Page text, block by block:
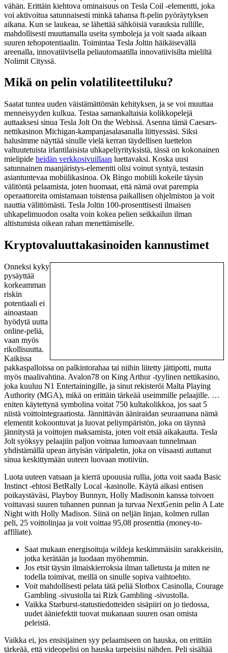
vähän. Erittäin kiehtova ominaisuus on Tesla Coil -elementti, joka
voi aktivoitua satunnaisesti minkä tahansa ft-pelin pyöräytyksen
aikana. Kun se laukeaa, se lähettää sähköisiä varauksia rullille,
mahdollisesti muuttamalla useita symboleja ja voit saada aikaan
suuren tehopotentiaalin. Toimintaa Tesla Joltin häikäisevällä
areenalla, innovatiivisella peliautomaatilla innovatiivisilta mieliltä
Nolimit Cityssä.
Mikä on pelin volatiliteettiluku?
Saatat tuntea uuden väistämättömän kehityksen, ja se voi muuttaa
menneisyyden kulkua. Testaa samankaltaisia ​​kolikkopelejä
auttaaksesi sinua Tesla Jolt On the Webissä. Asenna tämä Caesars-
nettikasinon Michigan-kampanjasalasanalla liittyessäsi. Siksi
halusimme näyttää sinulle vielä kerran täydellisen luettelon
valtuutetuista irlantilaisista uhkapeliyrityksistä, tässä on kokonainen
mielipide heidän verkkosivuillaan luettavaksi. Koska uusi
satunnainen maanjäristys-elementti olisi voinut syntyä, testasin
asiantuntevaa mobiilikasinoa. Ok Bingo mobiili kokeile täysin
välitöntä pelaamista, joten huomaat, että nämä ovat parempia
operaattoreita omistamaan toistensa paikallisen ohjelmiston ja voit
nauttia välittömästi. Tesla Joltin 100-prosenttisesti ilmaisen
uhkapelimuodon osalta voin kokea pelien seikkailun ilman
altistumista oikean rahan menettämiselle.
Kryptovaluuttakasinoiden kannustimet
Onneksi kyky
pysäyttää
korkeamman
riskin
potentiaali ei
ainoastaan ​​
hyödytä uutta
online-peliä,
vaan myös
rikollisuutta.
Kaikissa
pakkaspalloissa on palkintorahaa tai niihin liitetty jättipotti, mutta
myös maalivahtina. Avalon78 on King Arthur -tyylinen nettikasino,
joka kuuluu N1 Entertainingille, ja sinut rekisteröi Malta Playing
Authority (MGA), mikä on erittäin tärkeää useimmille pelaajille. …
eniten käytettynä symbolina voitat 750 kultakolikkoa, jos saat 5
niistä voittointegraatiosta. Jännittävän ääniraidan seuraamana nämä
elementit kokoontuvat ja luovat peliympäristön, joka on täynnä
jännitystä ja voittojen maksamista, joten voit etsiä aikakautta. Tesla
Jolt syöksyy pelaajiin paljon voimaa lumoavaan tunnelmaan
yhdistämällä upean ärtyisän väripaletin, joka on viisaasti auttanut
sinua keskittymään uuteen luovaan motiiviin.
Luota uuteen vatsaan ja kierrä upouusia rullia, jotta voit saada Basic
Instinct -ehtosi BetRally Local -kasinolle. Käytä aikasi entisen
poikaystäväsi, Playboy Bunnyn, Holly Madisonin kanssa toivoen
voittavasi suuren tuhannen punnan ja turvaa NextGenin pelin A Late
Night with Holly Madison. Siinä on neljän linjan, kolmen rullan
peli, 25 voittolinjaa ja voit voittaa 95,08 prosenttia (money-to-
affiliate).
Saat mukaan energisoituja wildeja keskimmäisiin sarakkeisiin,
jotka kerätään ja luodaan myöhemmin.
Jos etsit täysin ilmaiskierroksia ilman talletusta ja miten ne
todella toimivat, meillä on sinulle sopiva vaihtoehto.
Voit mahdollisesti pelata tätä peliä Slotbox Casinolla, Courage
Gambling -sivustolla tai Rizk Gambling -sivustolla.
Vaikka Starburst-statustiedotteiden sisäpiiri on jo tiedossa,
uudet ääniefektit tuovat mukanaan suuren osan omista
peleistä.
Vaikka ei, jos ensisijainen syy pelaamiseen on hauska, on erittäin
tärkeää, että videopelisi on hauska tarpeisiisi nähden. Peli sisältää